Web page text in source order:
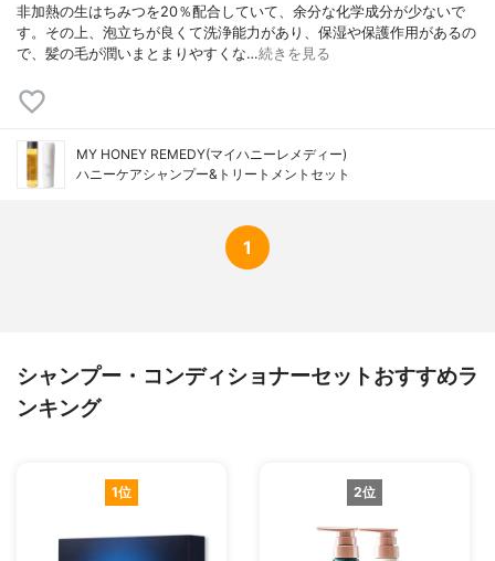
非加熱の生はちみつを20％配合していて、余分な化学成分が少ないで
す。その上、泡立ちが良くて洗浄能力があり、保湿や保護作用があるの
で、髪の毛が潤いまとまりやすくな…続きを見る
MY HONEY REMEDY(マイハニーレメディー)
ハニーケアシャンプー&トリートメントセット
1
シャンプー・コンディショナーセットおすすめラ
ンキング
1位 2位